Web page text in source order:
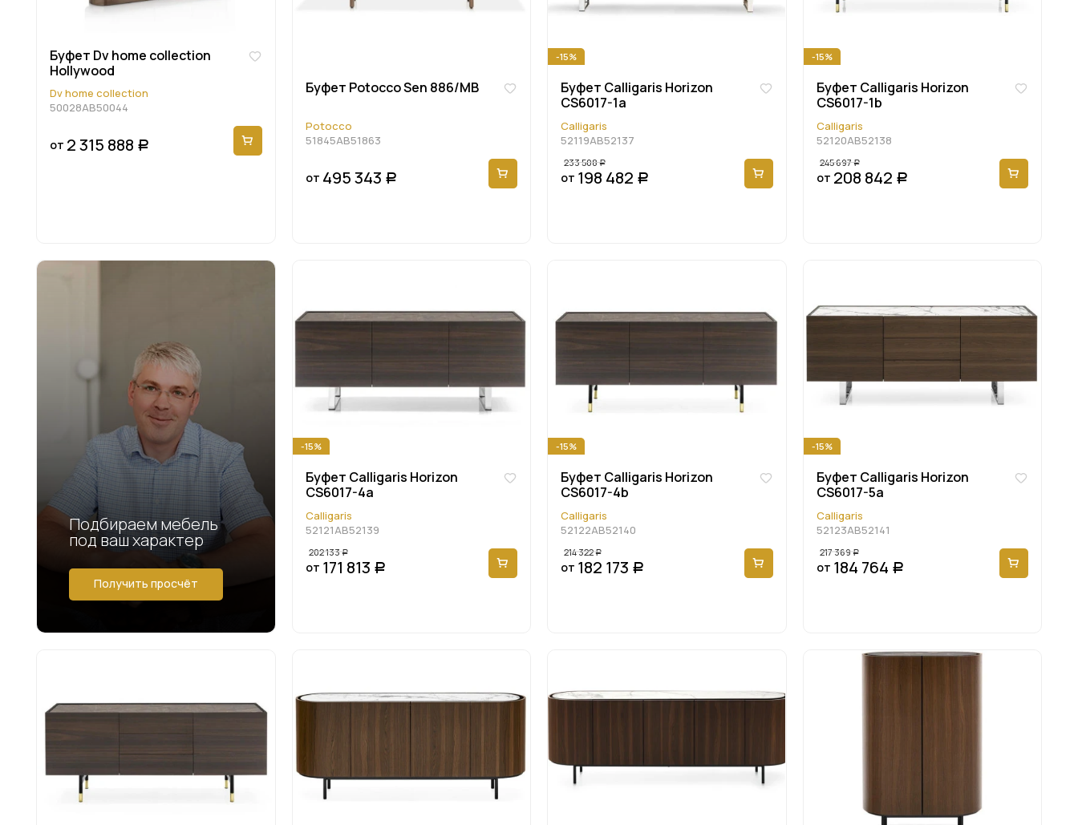
Буфет Dv home collection
Hollywood
Dv home collection
50028AB50044
от 2 315 888 Р
Буфет Potocco Sen 886/MB
Potocco
51845AB51863
от 495 343 Р
-15%
Буфет Calligaris Horizon
CS6017-1a
Calligaris
52119AB52137
от
233 508 Р
198 482 Р
-15%
Буфет Calligaris Horizon
CS6017-1b
Calligaris
52120AB52138
от
245 697 Р
208 842 Р
Подбираем мебель
под ваш характер
Получить просчёт
-15%
Буфет Calligaris Horizon
CS6017-4a
Calligaris
52121AB52139
от
202 133 Р
171 813 Р
-15%
Буфет Calligaris Horizon
CS6017-4b
Calligaris
52122AB52140
от
214 322 Р
182 173 Р
-15%
Буфет Calligaris Horizon
CS6017-5a
Calligaris
52123AB52141
от
217 369 Р
184 764 Р